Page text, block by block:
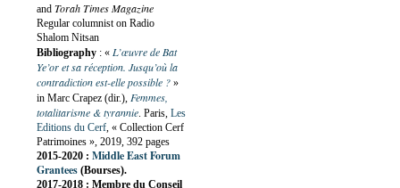
and Torah Times Magazine
Regular columnist on Radio
Shalom Nitsan
Bibliography : « L’œuvre de Bat
Ye’or et sa réception. Jusqu’où la
contradiction est-elle possible ? »
in Marc Crapez (dir.), Femmes,
totalitarisme & tyrannie. Paris, Les
Editions du Cerf, « Collection Cerf
Patrimoines », 2019, 392 pages
2015-2020 : Middle East Forum
Grantees (Bourses).
2017-2018 : Membre du Conseil